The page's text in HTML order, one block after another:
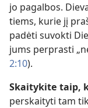
jo pagalbos.
tiems, kurie jį
padėti suvokti
jums perprasti
2:10).
Skaitykite taip,
perskaityti tam